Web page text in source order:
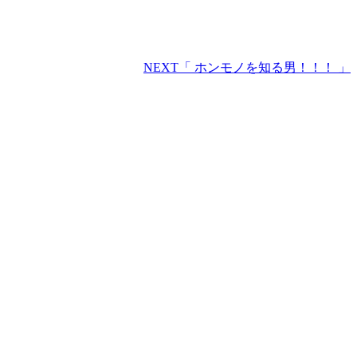
NEXT 「 ホンモノを知る男！！！ 」